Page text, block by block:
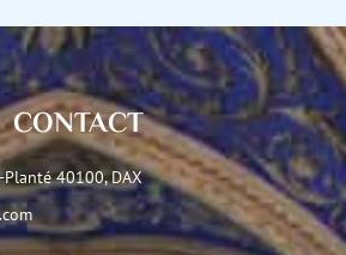
CONTACT
40100, DAX